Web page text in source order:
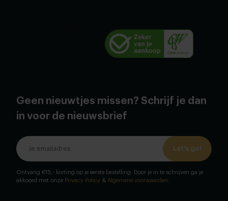
Geen nieuwtjes missen? Schrijf je dan
in voor de nieuwsbrief
Let's go!
Ontvang €15,- korting op je eerste bestelling. Door je in te schrijven ga je
akkoord met onze Privacy Policy & Algemene voorwaarden.